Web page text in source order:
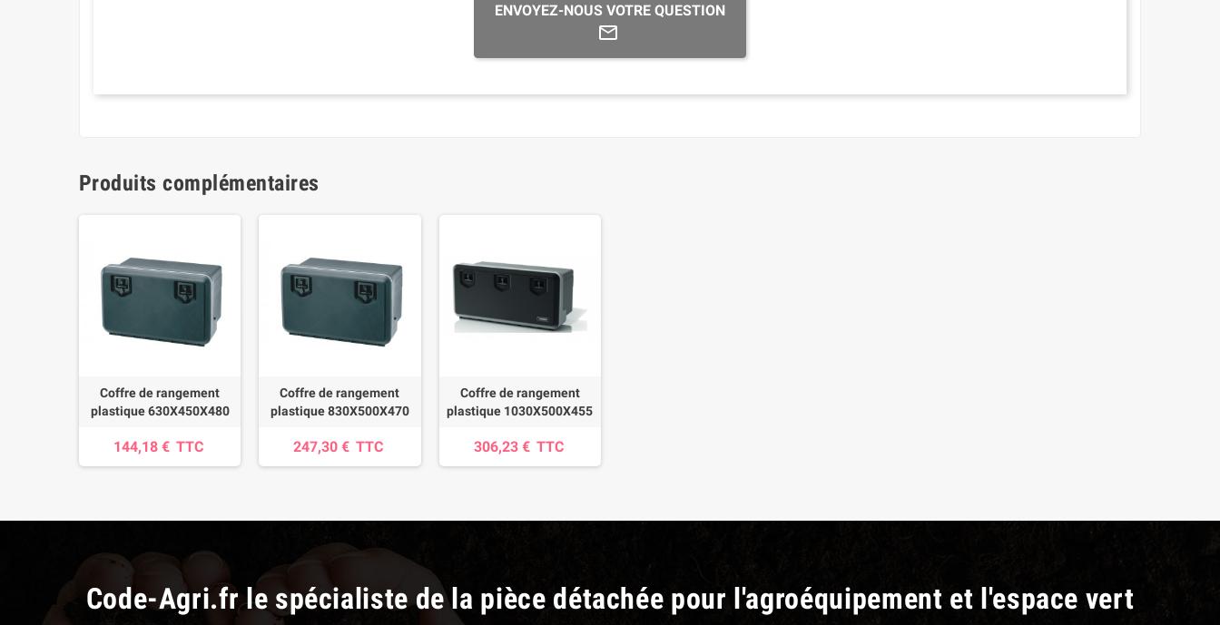
ENVOYEZ-NOUS VOTRE QUESTION
Produits complémentaires
Coffre de rangement
plastique 630X450X480
144,18 € TTC
Coffre de rangement
plastique 830X500X470
247,30 € TTC
Coffre de rangement
plastique 1030X500X455
306,23 € TTC
Code-Agri.fr le spécialiste de la pièce détachée pour l'agroéquipement et l'espace vert